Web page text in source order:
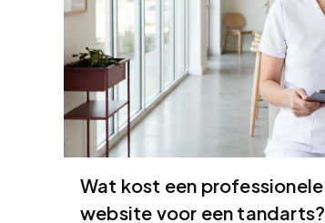
Wat kost een professionele
website voor een tandarts?